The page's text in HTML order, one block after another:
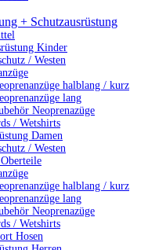
+ Schutzausrüstung
Kinder
/ Westen
halblang / kurz
lang
Neoprenazüge
/ Wetshirts
Damen
/ Westen
halblang / kurz
lang
Neoprenazüge
/ Wetshirts
Hosen